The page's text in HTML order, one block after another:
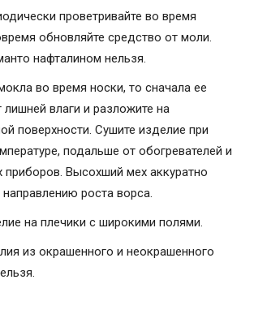
проветривайте во время
обновляйте средство от моли.
нафталином нельзя.
во время носки, то сначала ее
лишней влаги и разложите на
поверхности. Сушите изделие при
подальше от обогревателей и
приборов. Высохший мех аккуратно
роста ворса.
на плечики с широкими полями.
из окрашенного и неокрашенного